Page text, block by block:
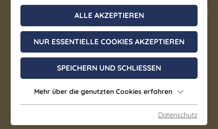
Jetzt mitmachen
Queen Heaven – Das
Original!
09. August 2026, 18:00 - 23:59 Uhr
ALLE AKZEPTIEREN
NUR ESSENTIELLE COOKIES AKZEPTIEREN
SPEICHERN UND SCHLIESSEN
Mehr über die genutzten Cookies erfahren
Datenschutz